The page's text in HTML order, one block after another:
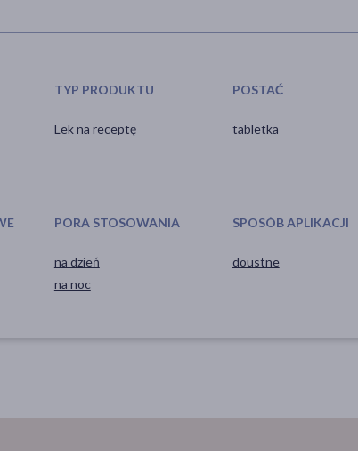
TYP PRODUKTU
Lek na receptę
POSTAĆ
tabletka
PORA STOSOWANIA
na dzień
na noc
SPOSÓB APLIKACJI
doustne